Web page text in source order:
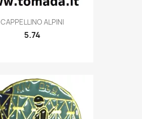
Quick view
CAPPELLINO ALPINI
5.74